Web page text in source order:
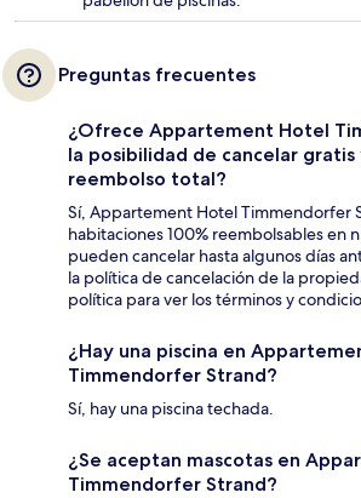
Preguntas frecuentes
¿Ofrece Appartement Hotel
la posibilidad de cancelar gratis
reembolso total?
Sí, Appartement Hotel Timmendorfer
habitaciones 100% reembolsables en
pueden cancelar hasta algunos días
la política de cancelación de la
política para ver los términos y
¿Hay una piscina en
Timmendorfer Strand?
Sí, hay una piscina techada.
¿Se aceptan mascotas en
Timmendorfer Strand?